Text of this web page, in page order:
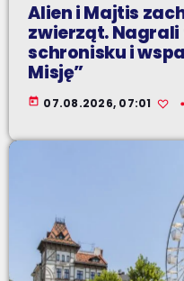
Alien i Majtis
zwierząt. Nagrali
schronisku i
Misję”
today 07.08.2026, 07:01